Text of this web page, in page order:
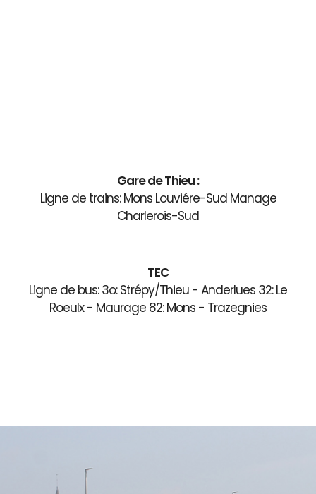
Gare de Thieu :
Ligne de trains: Mons Louviére-Sud Manage
Charlerois-Sud
TEC
Ligne de bus: 3o: Strépy/Thieu - Anderlues 32: Le
Roeulx - Maurage 82: Mons - Trazegnies